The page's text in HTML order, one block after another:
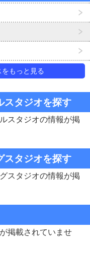
もっと見る
スタジオを探す
スタジオの情報が掲
スタジオを探す
スタジオの情報が掲
掲載されていませ